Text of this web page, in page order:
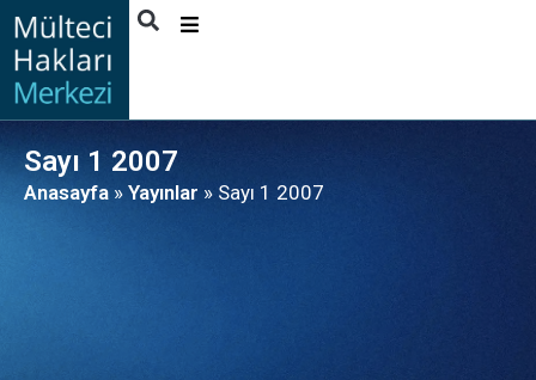
HAKKIMIZDA
FAALIYETLER
YAYINLAR
Sayı 1 2007
Anasayfa » Yayınlar » Sayı 1 2007